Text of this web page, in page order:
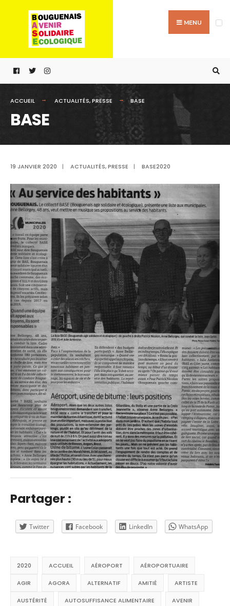
contenu
MENU
ACCUEIL ACTUALITÉS,PRESSE BASE
BASE
19 JANVIER 2020 | ACTUALITÉS,PRESSE | BASE2020
Partager :
Twitter Facebook LinkedIn WhatsApp
2020 ACCUEIL AÉROPORT AÉROPORTUAIRE
AGIR AGORA ALTERNATIF AMITIÉ ARTISTE
AUSTÉRITÉ AUTOSUFFISANCE ALIMENTAIRE AVENIR
for: